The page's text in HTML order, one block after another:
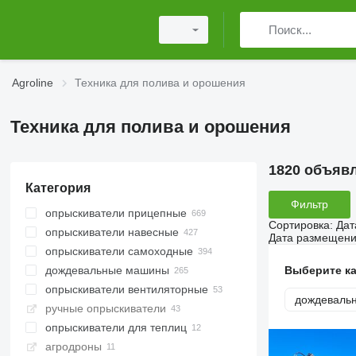
Agroline Техника для полива и орошения
Техника для полива и орошения
Категория
опрыскиватели прицепные
опрыскиватели навесные
опрыскиватели самоходные
дождевальные машины
опрыскиватели вентиляторные
ручные опрыскиватели
опрыскиватели для теплиц
агродроны
1820
Фильтр
Сортировка:
Дата
Выберите